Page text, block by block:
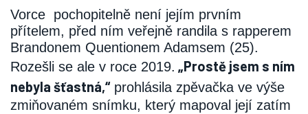
Vorce pochopitelně není jejím prvním
přítelem, před ním veřejně randila s rapperem
Brandonem Quentionem Adamsem (25).
Rozešli se ale v roce 2019. „Prostě jsem s ním
nebyla šťastná,“prohlásila zpěvačka ve výše
zmiňovaném snímku, který mapoval její zatím